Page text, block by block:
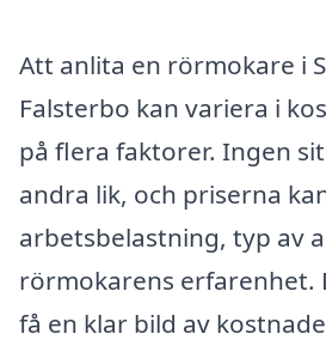
Att anlita en rörmokare i
Falsterbo kan variera i
på flera faktorer. Ingen
andra lik, och priserna
arbetsbelastning, typ av
rörmokarens erfarenhet.
få en klar bild av